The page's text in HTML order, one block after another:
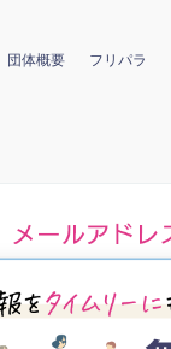
団体概要 フリパラ